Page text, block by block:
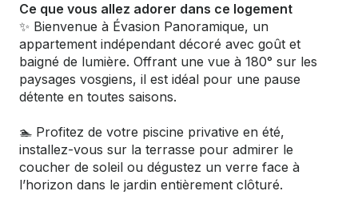
Ce que vous allez adorer dans ce logement
✨ Bienvenue à Évasion Panoramique, un
appartement indépendant décoré avec goût et
baigné de lumière. Offrant une vue à 180° sur les
paysages vosgiens, il est idéal pour une pause
détente en toutes saisons.
🏊 Profitez de votre piscine privative en été,
installez-vous sur la terrasse pour admirer le
coucher de soleil ou dégustez un verre face à
l’horizon dans le jardin entièrement clôturé.